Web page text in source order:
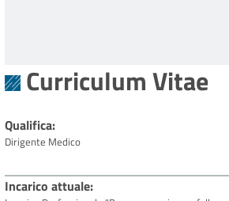
Curriculum Vitae
Qualifica
Dirigente Medico
Incarico attuale